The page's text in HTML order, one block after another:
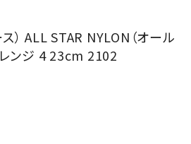
） ALL STAR NYLON（オール
ンジ 4 23cm 2102